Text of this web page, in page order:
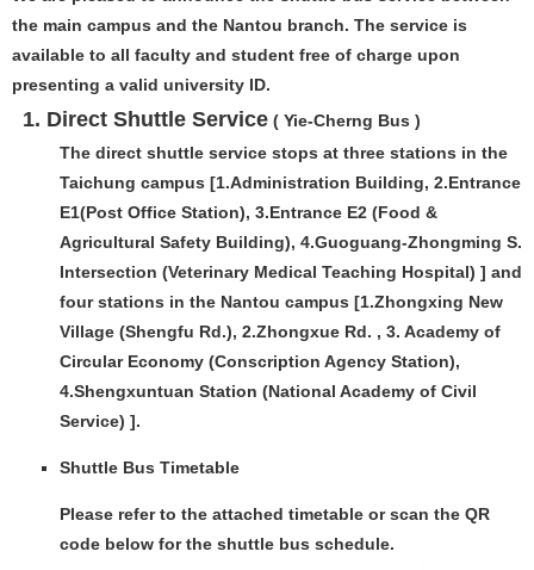
the main campus and the Nantou branch. The service is
available to all faculty and student free of charge upon
presenting a valid university ID.
1. Direct Shuttle Service ( Yie-Cherng Bus )
The direct shuttle service stops at three stations in the
Taichung campus [1.Administration Building, 2.Entrance
E1(Post Office Station), 3.Entrance E2 (Food &
Agricultural Safety Building), 4.Guoguang-Zhongming S.
Intersection (Veterinary Medical Teaching Hospital) ] and
four stations in the Nantou campus [1.Zhongxing New
Village (Shengfu Rd.), 2.Zhongxue Rd. , 3. Academy of
Circular Economy (Conscription Agency Station),
4.Shengxuntuan Station (National Academy of Civil
Service) ].
Shuttle Bus Timetable
Please refer to the attached timetable or scan the QR
code below for the shuttle bus schedule.